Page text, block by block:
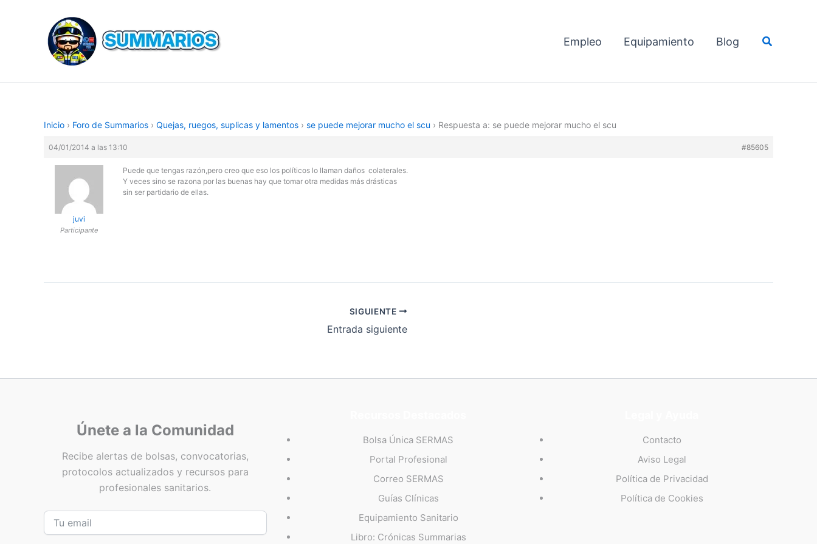
contenido
Empleo Equipamiento Blog Buscar
Inicio › Foro de Summarios › Quejas, ruegos, suplicas y lamentos › se puede mejorar mucho el scu › Respuesta a: se puede mejorar mucho el scu
04/01/2014 a las 13:10 #85605
juvi
Participante
Puede que tengas razón,pero creo que eso los políticos lo llaman daños colaterales.
Y veces sino se razona por las buenas hay que tomar otra medidas más drásticas
sin ser partidario de ellas.
SIGUIENTE
Entrada siguiente
Únete a la Comunidad
Recibe alertas de bolsas, convocatorias,
protocolos actualizados y recursos para
profesionales sanitarios.
Bolsa Única SERMAS
Portal Profesional
Correo SERMAS
Guías Clínicas
Equipamiento Sanitario
Libro: Crónicas Summarias
Contacto
Aviso Legal
Política de Privacidad
Política de Cookies